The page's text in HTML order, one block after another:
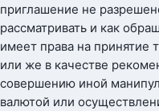
приглашение не
рассматривать и как
имеет права на принятие
или же в качестве
совершению иной
валютой или